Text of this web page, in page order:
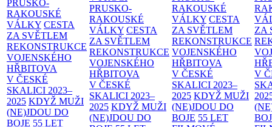
PRUSKO-
RAKOUSKÉ
VÁLKY CESTA
ZA SVĚTLEM
REKONSTRUKCE
VOJENSKÉHO
HŘBITOVA
V ČESKÉ
SKALICI 2023–
2025 KDYŽ MUŽI
(NE)JDOU DO
BOJE 55 LET
PRUSKO-
RAKOUSKÉ
VÁLKY CESTA
ZA SVĚTLEM
REKONSTRUKCE
VOJENSKÉHO
HŘBITOVA
V ČESKÉ
SKALICI 2023–
2025 KDYŽ MUŽI
(NE)JDOU DO
RAKOUSKÉ
VÁLKY CESTA
ZA SVĚTLEM
REKONSTRUKCE
VOJENSKÉHO
HŘBITOVA
V ČESKÉ
SKALICI 2023–
2025 KDYŽ MUŽI
(NE)JDOU DO
BOJE 55 LET
ZA
V